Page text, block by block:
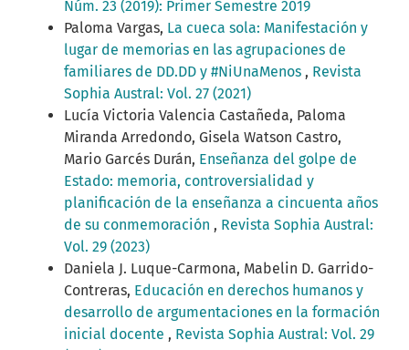
Núm. 23 (2019): Primer Semestre 2019
Paloma Vargas, La cueca sola: Manifestación y
lugar de memorias en las agrupaciones de
familiares de DD.DD y #NiUnaMenos , Revista
Sophia Austral: Vol. 27 (2021)
Lucía Victoria Valencia Castañeda, Paloma
Miranda Arredondo, Gisela Watson Castro,
Mario Garcés Durán, Enseñanza del golpe de
Estado: memoria, controversialidad y
planificación de la enseñanza a cincuenta años
de su conmemoración , Revista Sophia Austral:
Vol. 29 (2023)
Daniela J. Luque-Carmona, Mabelin D. Garrido-
Contreras, Educación en derechos humanos y
desarrollo de argumentaciones en la formación
inicial docente , Revista Sophia Austral: Vol. 29